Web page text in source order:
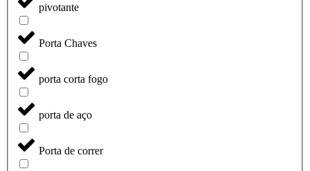
pivotante
Porta Chaves
porta corta fogo
porta de aço
Porta de correr